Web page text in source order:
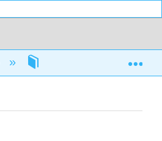
24: Міркування в групах